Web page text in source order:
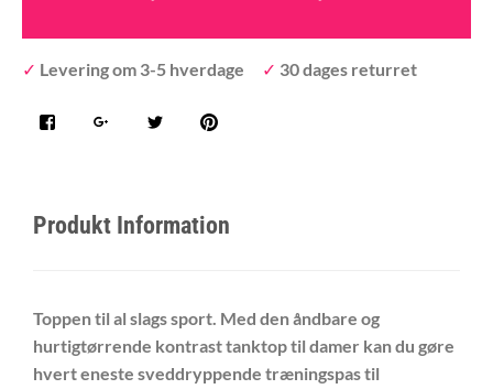
✓ Levering om 3-5 hverdage ✓ 30 dages returret
Produkt Information
Toppen til al slags sport. Med den åndbare og
hurtigtørrende kontrast tanktop til damer kan du gøre
hvert eneste sveddryppende træningspas til